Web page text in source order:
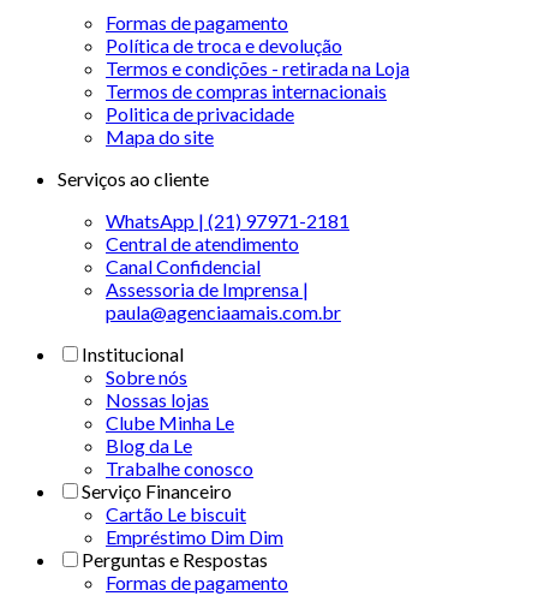
Formas de pagamento
Política de troca e devolução
Termos e condições - retirada na Loja
Termos de compras internacionais
Politica de privacidade
Mapa do site
Serviços ao cliente
WhatsApp | (21) 97971-2181
Central de atendimento
Canal Confidencial
Assessoria de Imprensa |
paula@agenciaamais.com.br
Institucional
Sobre nós
Nossas lojas
Clube Minha Le
Blog da Le
Trabalhe conosco
Serviço Financeiro
Cartão Le biscuit
Empréstimo Dim Dim
Perguntas e Respostas
Formas de pagamento